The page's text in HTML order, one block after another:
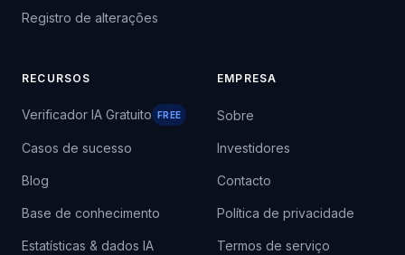
Registro de alterações
RECURSOS
Verificador IA Gratuito FREE
Casos de sucesso
Blog
Base de conhecimento
Estatísticas & dados IA
EMPRESA
Sobre
Investidores
Contacto
Política de privacidade
Termos de serviço